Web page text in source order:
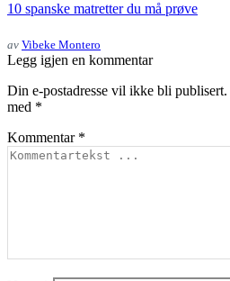
10 spanske matretter du må prøve
av Vibeke Montero
Legg igjen en kommentar
Din e-postadresse vil ikke bli publisert.
med *
Kommentar *